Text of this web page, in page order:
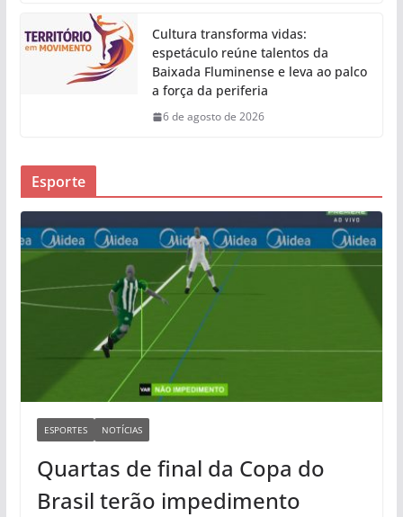
Cultura transforma vidas:
espetáculo reúne talentos da
Baixada Fluminense e leva ao palco
a força da periferia
6 de agosto de 2026
Esporte
ESPORTES NOTÍCIAS
Quartas de final da Copa do
Brasil terão impedimento